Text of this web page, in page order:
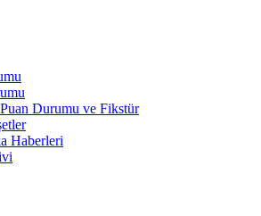
Durumu ve Fikstür
Haberleri